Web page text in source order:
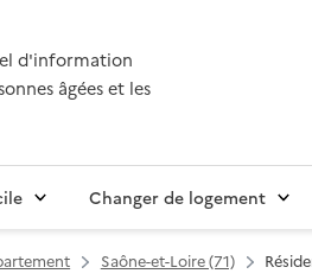
d'information
âgées et les
Changer de logement
Saône-et-Loire (71)